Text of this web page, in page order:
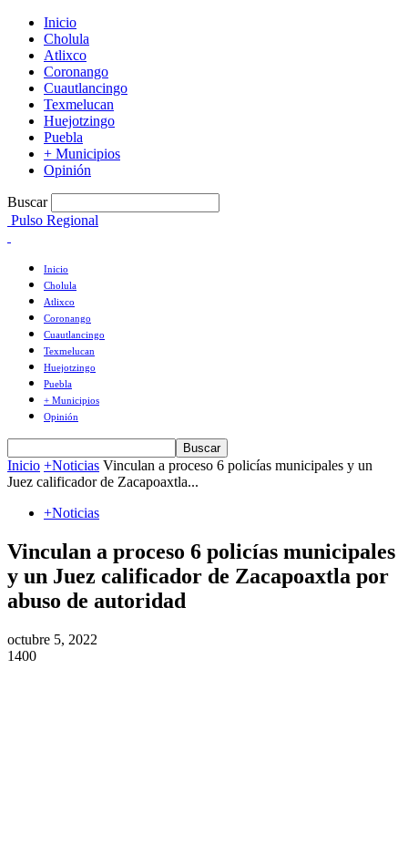
Inicio
Cholula
Atlixco
Coronango
Cuautlancingo
Texmelucan
Huejotzingo
Puebla
+ Municipios
Opinión
Buscar
Pulso Regional
Inicio
Cholula
Atlixco
Coronango
Cuautlancingo
Texmelucan
Huejotzingo
Puebla
+ Municipios
Opinión
Inicio +Noticias Vinculan a proceso 6 policías municipales y un
Juez calificador de Zacapoaxtla...
+Noticias
Vinculan a proceso 6 policías municipales
y un Juez calificador de Zacapoaxtla por
abuso de autoridad
octubre 5, 2022
1400